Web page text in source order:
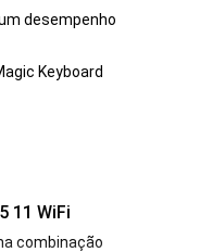
desempenho
Keyboard
11 WiFi
combinação